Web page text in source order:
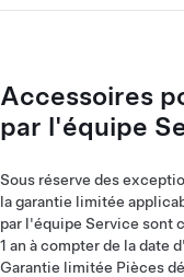
Accessoires
par l'équipe
Sous réserve des
la garantie limitée
par l'équipe Service sont
1 an à compter de la date
Garantie limitée Pièces